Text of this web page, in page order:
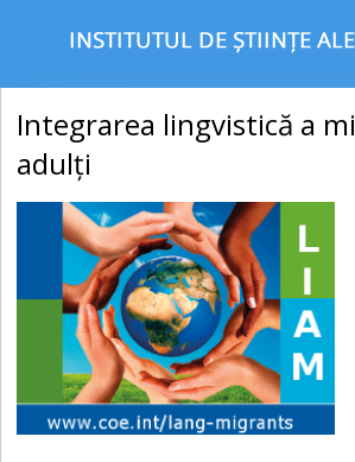
Integrarea lingvistică a
adulți